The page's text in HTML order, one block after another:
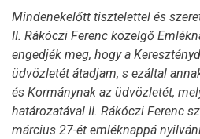
Mindenekelőtt tisztelettel és
II. Rákóczi Ferenc közelgő
engedjék meg, hogy a
üdvözletét átadjam, s ezáltal
és Kormánynak az üdvözletét,
határozatával II. Rákóczi Ferenc
március 27-ét emléknappá